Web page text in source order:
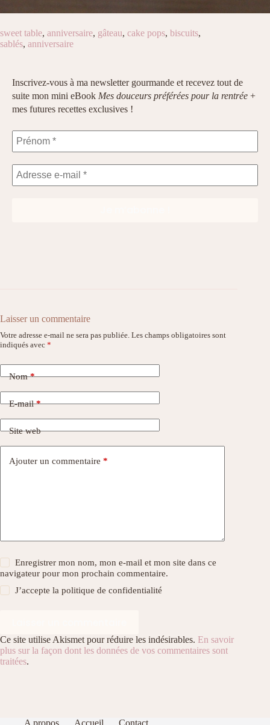
sweet table, anniversaire, gâteau, cake pops, biscuits,
sablés, anniversaire
Inscrivez-vous à ma newsletter gourmande et recevez tout de
suite mon mini eBook Mes douceurs préférées pour la rentrée +
mes futures recettes exclusives !
Laisser un commentaire
Votre adresse e-mail ne sera pas publiée. Les champs obligatoires sont
indiqués avec *
Nom*
E-mail*
Site web
Ajouter un commentaire *
Enregistrer mon nom, mon e-mail et mon site dans ce
navigateur pour mon prochain commentaire.
J’accepte lapolitique de confidentialité
Ce site utilise Akismet pour réduire les indésirables. En savoir
plus sur la façon dont les données de vos commentaires sont
traitées.